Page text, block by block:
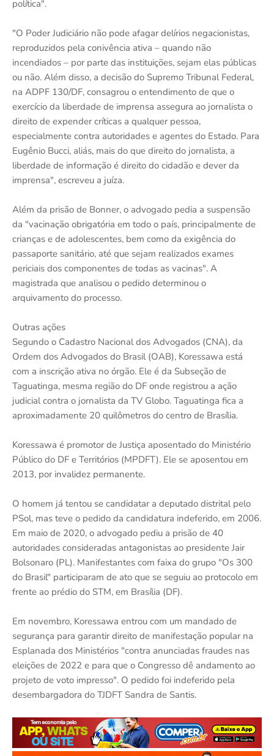
política".
"O Poder Judiciário não pode afagar delírios negacionistas,
reproduzidos pela conivência ativa – quando não
incendiados – por parte das instituições, sejam elas públicas
ou não. Além disso, a decisão do Supremo Tribunal Federal,
na ADPF 130/DF, consagrou o entendimento de que o
exercício da liberdade de imprensa assegura ao jornalista o
direito de expender críticas a qualquer pessoa,
especialmente contra autoridades e agentes do Estado. Para
Eugênio Bucci, aliás, mais do que direito do jornalista, a
liberdade de informação é direito do cidadão e dever da
imprensa", escreveu a juíza.
Além da prisão de Bonner, o advogado pedia a suspensão
da "vacinação obrigatória em todo o país, principalmente de
crianças e de adolescentes, bem como da exigência do
passaporte sanitário, até que sejam realizados exames
periciais dos componentes de todas as vacinas". A
magistrada que analisou o pedido determinou o
arquivamento do processo.
Outras ações
Segundo o Cadastro Nacional dos Advogados (CNA), da
Ordem dos Advogados do Brasil (OAB), Koressawa está
com a inscrição ativa no órgão. Ele é da Subseção de
Taguatinga, mesma região do DF onde registrou a ação
judicial contra o jornalista da TV Globo. Taguatinga fica a
aproximadamente 20 quilômetros do centro de Brasília.
Koressawa é promotor de Justiça aposentado do Ministério
Público do DF e Territórios (MPDFT). Ele se aposentou em
2013, por invalidez permanente.
O homem já tentou se candidatar a deputado distrital pelo
PSol, mas teve o pedido da candidatura indeferido, em 2006.
Em maio de 2020, o advogado pediu a prisão de 40
autoridades consideradas antagonistas ao presidente Jair
Bolsonaro (PL). Manifestantes com faixa do grupo "Os 300
do Brasil" participaram de ato que se seguiu ao protocolo em
frente ao prédio do STM, em Brasília (DF).
Em novembro, Koressawa entrou com um mandado de
segurança para garantir direito de manifestação popular na
Esplanada dos Ministérios "contra anunciadas fraudes nas
eleições de 2022 e para que o Congresso dê andamento ao
projeto de voto impresso". O pedido foi indeferido pela
desembargadora do TJDFT Sandra de Santis.